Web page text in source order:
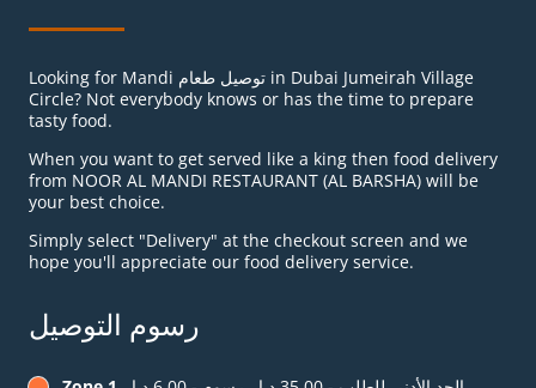
Looking for Mandi توصيل طعام in Dubai Jumeirah Village
Circle? Not everybody knows or has the time to prepare
tasty food.
When you want to get served like a king then food delivery
from NOOR AL MANDI RESTAURANT (AL BARSHA) will be
your best choice.
Simply select "Delivery" at the checkout screen and we
hope you'll appreciate our food delivery service.
رسوم التوصيل